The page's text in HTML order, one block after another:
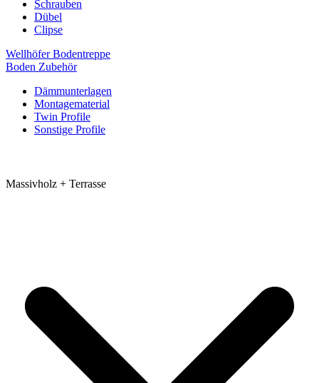
Schrauben
Dübel
Clipse
Wellhöfer Bodentreppe
Boden Zubehör
Dämmunterlagen
Montagematerial
Twin Profile
Sonstige Profile
Massivholz + Terrasse